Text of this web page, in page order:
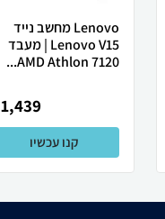
Lenovo מחשב נייד
Lenovo V15 | מעבד
AMD Athlon 7120...
1,439
קנו עכשיו